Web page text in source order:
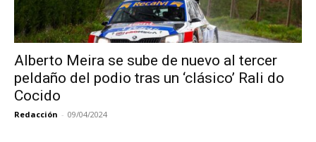
Alberto Meira se sube de nuevo al tercer
peldaño del podio tras un ‘clásico’ Rali do
Cocido
Redacción - 09/04/2024